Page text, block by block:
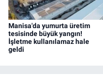
Manisa'da yumurta üretim
tesisinde büyük yangın!
İşletme kullanılamaz hale
geldi